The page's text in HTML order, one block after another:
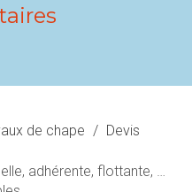
de chape / Devis
adhérente, flottante, …